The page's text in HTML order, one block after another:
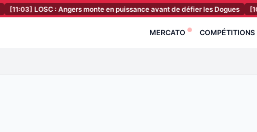
LOSC : Angers monte en puissance avant de défier les Dogues [10:37]
MERCATO COMPÉTITIONS